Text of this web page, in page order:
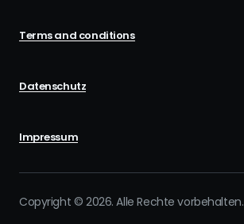
Copyright © 2026. Alle Rechte vorbehalten.
Terms and conditions
Datenschutz
Impressum